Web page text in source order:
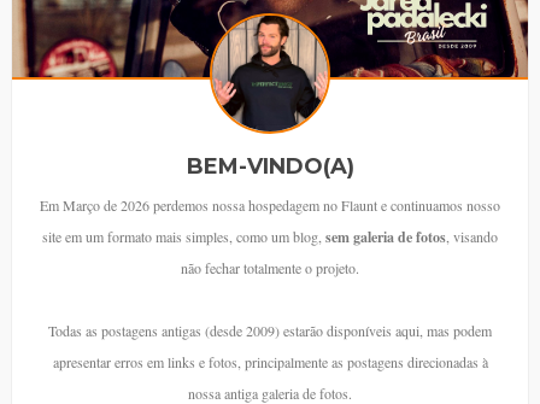
BEM-VINDO(A)
Em Março de 2026 perdemos nossa hospedagem no Flaunt e continuamos nosso
site em um formato mais simples, como um blog, sem galeria de fotos , visando
não fechar totalmente o projeto.
Todas as postagens antigas (desde 2009) estarão disponíveis aqui, mas podem
apresentar erros em links e fotos, principalmente as postagens direcionadas à
nossa antiga galeria de fotos.